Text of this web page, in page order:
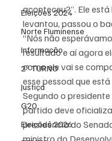
Eleições 2024
Norte Fluminense
Informação
2º TURNO
Justiça
G20
Eleições 2026
aconteceu?”. Ele
levantou, passou o
“Nós não
resultado e aí agora
como ele vai se
esse pessoal que
Segundo o
partido deve
presidência do
ministro do